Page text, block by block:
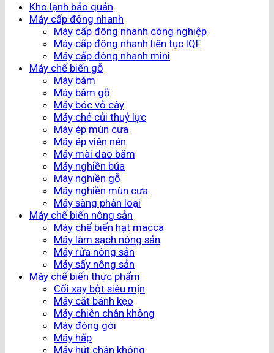
Kho lạnh bảo quản
Máy cấp đông nhanh
Máy cấp đông nhanh công nghiệp
Máy cấp đông nhanh liên tục IQF
Máy cấp đông nhanh mini
Máy chế biến gỗ
Máy băm
Máy băm gỗ
Máy bóc vỏ cây
Máy chẻ củi thuỷ lực
Máy ép mùn cưa
Máy ép viên nén
Máy mài dao băm
Máy nghiền búa
Máy nghiền gỗ
Máy nghiền mùn cưa
Máy sàng phân loại
Máy chế biến nông sản
Máy chế biến hạt macca
Máy làm sạch nông sản
Máy rửa nông sản
Máy sấy nông sản
Máy chế biến thực phẩm
Cối xay bột siêu mịn
Máy cắt bánh kẹo
Máy chiên chân không
Máy đóng gói
Máy hấp
Máy hút chân không